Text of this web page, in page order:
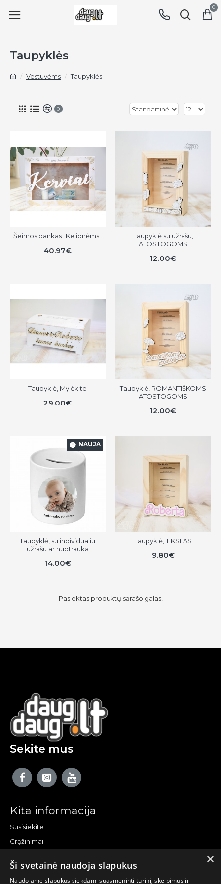
0
Vestuvėms Taupyklės
Taupyklės
0
Šeimos bankas "Kelionėms"
40.97€
Taupyklė su užrašu,
ATOSTOGOMS
12.00€
Taupyklė, Mylėkite
29.00€
Taupyklė, ROMANTIŠKOMS
ATOSTOGOMS
12.00€
NAUJA
Taupyklė, su individualiu
užrašu ar nuotrauka
14.00€
Taupyklė, TIKSLAS
9.80€
Pasiektas produktų sąrašo galas!
Sekite mus
Kita informacija
Susisiekite
Grąžinimai
Pirkėjo paskyra
×
Ši svetainė naudoja slapukus
Naudojame slapukus siekdami suasmeninti turinį, skelbimus ir